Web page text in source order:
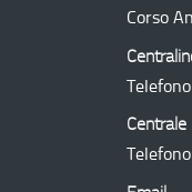
Corso
Telefono
Telefono